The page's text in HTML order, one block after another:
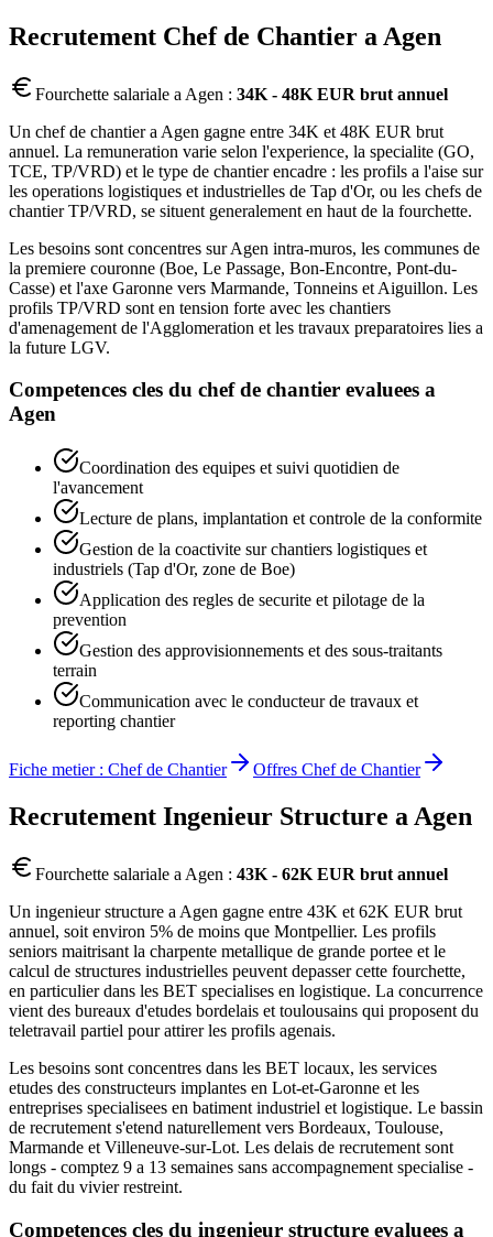
Recrutement Chef de Chantier a Agen
Fourchette salariale a Agen : 34K - 48K EUR brut annuel
Un chef de chantier a Agen gagne entre 34K et 48K EUR brut
annuel. La remuneration varie selon l'experience, la specialite (GO,
TCE, TP/VRD) et le type de chantier encadre : les profils a l'aise sur
les operations logistiques et industrielles de Tap d'Or, ou les chefs de
chantier TP/VRD, se situent generalement en haut de la fourchette.
Les besoins sont concentres sur Agen intra-muros, les communes de
la premiere couronne (Boe, Le Passage, Bon-Encontre, Pont-du-
Casse) et l'axe Garonne vers Marmande, Tonneins et Aiguillon. Les
profils TP/VRD sont en tension forte avec les chantiers
d'amenagement de l'Agglomeration et les travaux preparatoires lies a
la future LGV.
Competences cles du chef de chantier evaluees a
Agen
Coordination des equipes et suivi quotidien de
l'avancement
Lecture de plans, implantation et controle de la conformite
Gestion de la coactivite sur chantiers logistiques et
industriels (Tap d'Or, zone de Boe)
Application des regles de securite et pilotage de la
prevention
Gestion des approvisionnements et des sous-traitants
terrain
Communication avec le conducteur de travaux et
reporting chantier
Fiche metier : Chef de Chantier Offres Chef de Chantier
Recrutement Ingenieur Structure a Agen
Fourchette salariale a Agen : 43K - 62K EUR brut annuel
Un ingenieur structure a Agen gagne entre 43K et 62K EUR brut
annuel, soit environ 5% de moins que Montpellier. Les profils
seniors maitrisant la charpente metallique de grande portee et le
calcul de structures industrielles peuvent depasser cette fourchette,
en particulier dans les BET specialises en logistique. La concurrence
vient des bureaux d'etudes bordelais et toulousains qui proposent du
teletravail partiel pour attirer les profils agenais.
Les besoins sont concentres dans les BET locaux, les services
etudes des constructeurs implantes en Lot-et-Garonne et les
entreprises specialisees en batiment industriel et logistique. Le bassin
de recrutement s'etend naturellement vers Bordeaux, Toulouse,
Marmande et Villeneuve-sur-Lot. Les delais de recrutement sont
longs - comptez 9 a 13 semaines sans accompagnement specialise -
du fait du vivier restreint.
Competences cles du ingenieur structure evaluees a